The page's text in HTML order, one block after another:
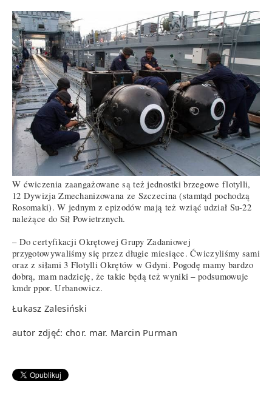
W ćwiczenia zaangażowane są też jednostki brzegowe flotylli,
12 Dywizja Zmechanizowana ze Szczecina (stamtąd pochodzą
Rosomaki). W jednym z epizodów mają też wziąć udział Su-22
należące do Sił Powietrznych.
– Do certyfikacji Okrętowej Grupy Zadaniowej
przygotowywaliśmy się przez długie miesiące. Ćwiczyliśmy sami
oraz z siłami 3 Flotylli Okrętów w Gdyni. Pogodę mamy bardzo
dobrą, mam nadzieję, że takie będą też wyniki – podsumowuje
kmdr ppor. Urbanowicz.
Łukasz Zalesiński
autor zdjęć: chor. mar. Marcin Purman